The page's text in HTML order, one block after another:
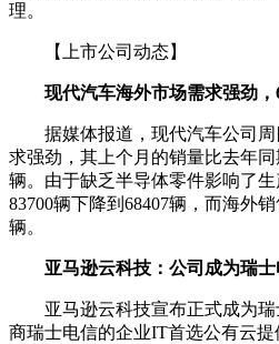
理。
【上市公司动态】
现代汽车海外市场需求强劲
据媒体报道，现代汽车公司周
求强劲，其上个月的销量比去年同
辆。由于缺乏半导体零件影响了
83700辆下降到68407辆，而海外
辆。
亚马逊云科技：公司成为瑞
亚马逊云科技宣布正式成为瑞
商瑞士电信的企业IT首选公有云